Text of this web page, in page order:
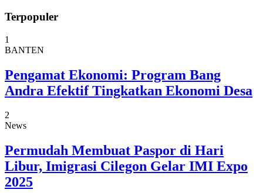
Terpopuler
1
BANTEN
Pengamat Ekonomi: Program Bang
Andra Efektif Tingkatkan Ekonomi Desa
2
News
Permudah Membuat Paspor di Hari
Libur, Imigrasi Cilegon Gelar IMI Expo
2025